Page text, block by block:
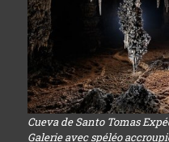
Cueva de Santo Tomas
Galerie avec spéléo